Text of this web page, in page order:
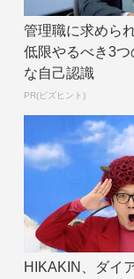
管理職に求めら
低限やるべき3
な自己認識
PR(ビズヒント)
HIKAKIN、ダイ